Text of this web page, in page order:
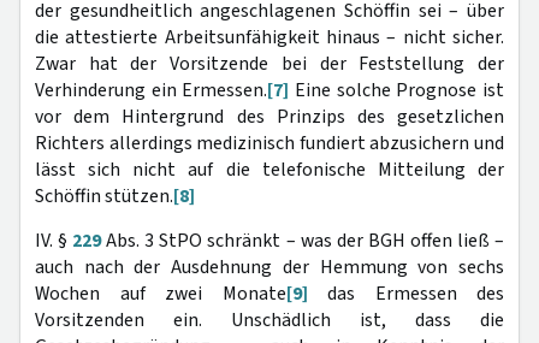
der gesundheitlich angeschlagenen Schöffin sei – über
die attestierte Arbeitsunfähigkeit hinaus – nicht sicher.
Zwar hat der Vorsitzende bei der Feststellung der
Verhinderung ein Ermessen.[7] Eine solche Prognose ist
vor dem Hintergrund des Prinzips des gesetzlichen
Richters allerdings medizinisch fundiert abzusichern und
lässt sich nicht auf die telefonische Mitteilung der
Schöffin stützen.[8]
IV. § 229Abs. 3 StPO schränkt – was der BGH offen ließ –
auch nach der Ausdehnung der Hemmung von sechs
Wochen auf zwei Monate[9] das Ermessen des
Vorsitzenden ein. Unschädlich ist, dass die